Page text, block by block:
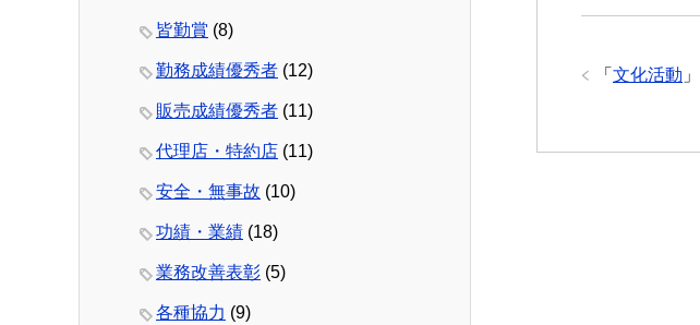
「 文化活動 」
皆勤賞 (8)
勤務成績優秀者 (12)
販売成績優秀者 (11)
代理店・特約店 (11)
安全・無事故 (10)
功績・業績 (18)
業務改善表彰 (5)
各種協力 (9)